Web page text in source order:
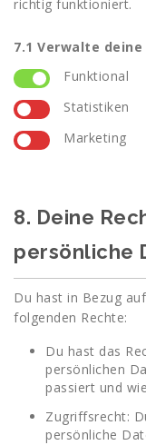
richtig funktioniert.
7.1 Verwalte
Funktional
Statistiken
Marketing
8. Deine
persönliche
Du hast in Bezug
folgenden Rechte:
Du hast das
persönlichen
passiert und
Zugriffsrecht:
persönliche